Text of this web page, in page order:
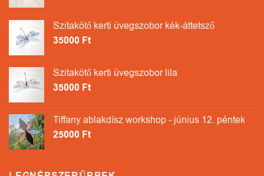
Szitakötő kerti üvegszobor kék-áttetsző
35000 Ft
Szitakötő kerti üvegszobor lila
35000 Ft
Tiffany ablakdísz workshop - június 12. péntek
25000 Ft